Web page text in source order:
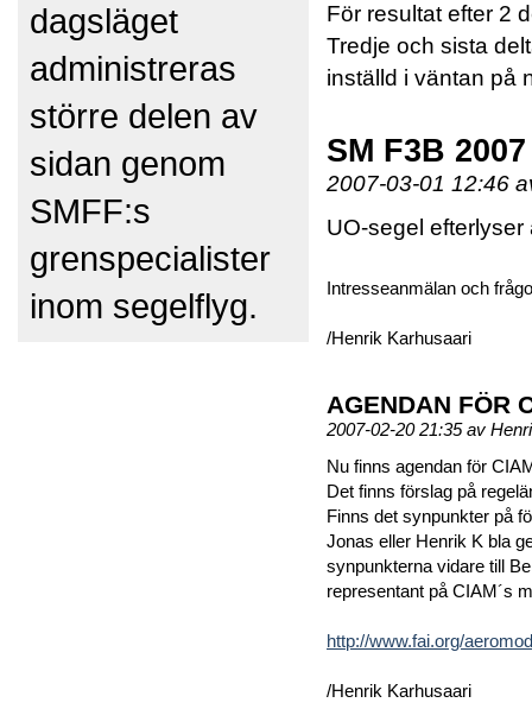
dagsläget
administreras
större delen av
sidan genom
SMFF:s
grenspecialister
inom segelflyg.
För resultat efter 2
Tredje och sista
inställd i väntan på
SM F3B 2007
2007-03-01 12:46
UO-segel
Intresseanmälan och
/Henrik Karhusaari
AGENDAN FÖR
2007-02-20 21:35 av
Nu finns agendan för
Det finns förslag på
Finns det synpunkter på
Jonas eller Henrik K bla
synpunkterna vidare till
representant på CIAM´s
http://www.fai.org/
/Henrik Karhusaari